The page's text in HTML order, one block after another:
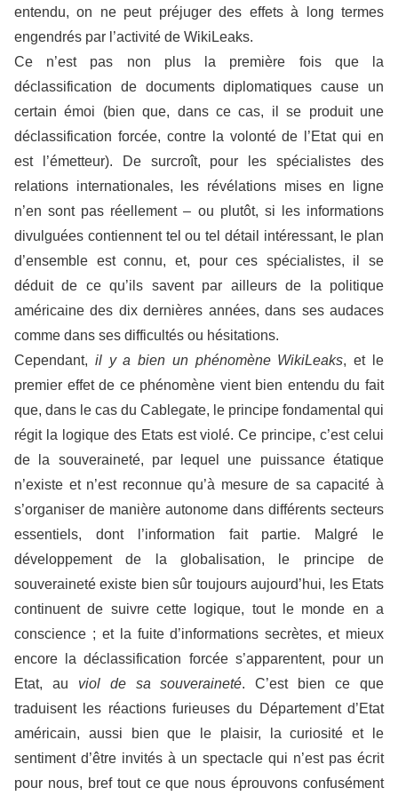
entendu, on ne peut préjuger des effets à long termes
engendrés par l’activité de WikiLeaks.
Ce n’est pas non plus la première fois que la
déclassification de documents diplomatiques cause un
certain émoi (bien que, dans ce cas, il se produit une
déclassification forcée, contre la volonté de l’Etat qui en
est l’émetteur). De surcroît, pour les spécialistes des
relations internationales, les révélations mises en ligne
n’en sont pas réellement – ou plutôt, si les informations
divulguées contiennent tel ou tel détail intéressant, le plan
d’ensemble est connu, et, pour ces spécialistes, il se
déduit de ce qu’ils savent par ailleurs de la politique
américaine des dix dernières années, dans ses audaces
comme dans ses difficultés ou hésitations.
Cependant, il y a bien un phénomène WikiLeaks, et le
premier effet de ce phénomène vient bien entendu du fait
que, dans le cas du Cablegate, le principe fondamental qui
régit la logique des Etats est violé. Ce principe, c’est celui
de la souveraineté, par lequel une puissance étatique
n’existe et n’est reconnue qu’à mesure de sa capacité à
s’organiser de manière autonome dans différents secteurs
essentiels, dont l’information fait partie. Malgré le
développement de la globalisation, le principe de
souveraineté existe bien sûr toujours aujourd’hui, les Etats
continuent de suivre cette logique, tout le monde en a
conscience ; et la fuite d’informations secrètes, et mieux
encore la déclassification forcée s’apparentent, pour un
Etat, au viol de sa souveraineté. C’est bien ce que
traduisent les réactions furieuses du Département d’Etat
américain, aussi bien que le plaisir, la curiosité et le
sentiment d’être invités à un spectacle qui n’est pas écrit
pour nous, bref tout ce que nous éprouvons confusément